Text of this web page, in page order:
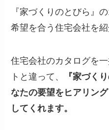
『家づくりのとびら』
希望を合う住宅会社を紹
住宅会社のカタログを
トと違って、
『家づく
なたの要望をヒアリン
してくれます。